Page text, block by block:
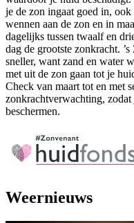
je de zon ingaat goed in,
wennen aan de zon en in
dagelijks tussen twaalf en
dag de grootste zonkracht.
sneller, want zand en water
met uit de zon gaan tot je
Check van maart tot en met
zonkrachtverwachting,
beschermen.
Weernieuws